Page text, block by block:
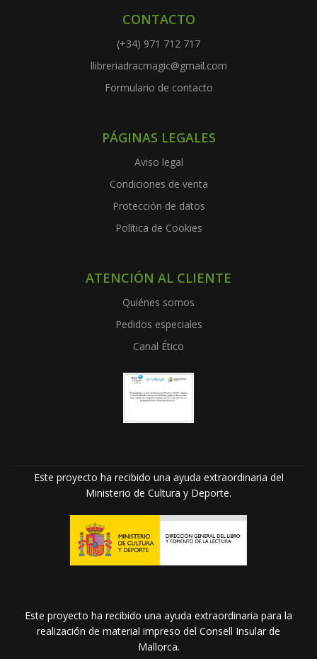
CONTACTO
(+34) 971 712 717
llibreriadracmagic@gmail.com
Formulario de contacto
PÁGINAS LEGALES
Aviso legal
Condiciones de venta
Protección de datos
Política de Cookies
ATENCIÓN AL CLIENTE
Quiénes somos
Pedidos especiales
Canal Ético
Este proyecto ha recibido una ayuda extraordinaria del
Ministerio de Cultura y Deporte.
Este proyecto ha recibido una ayuda extraordinaria para la
realización de material impreso del Consell Insular de
Mallorca.